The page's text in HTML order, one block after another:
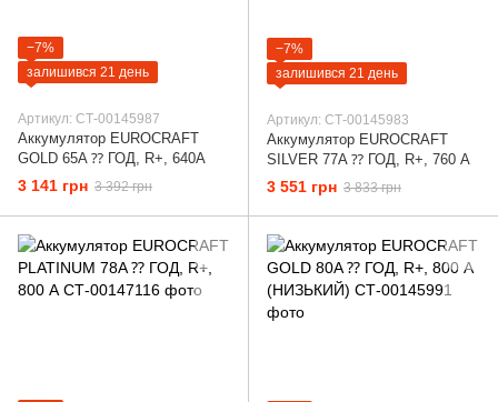
−7%
залишився 21 день
Артикул: СТ-00145987
Аккумулятор EUROCRAFT
GOLD 65A ⁇ ГОД, R+, 640А
3 141 грн 3 392 грн
−7%
залишився 21 день
Артикул: СТ-00145983
Аккумулятор EUROCRAFT
SILVER 77A ⁇ ГОД, R+, 760 А
3 551 грн 3 833 грн